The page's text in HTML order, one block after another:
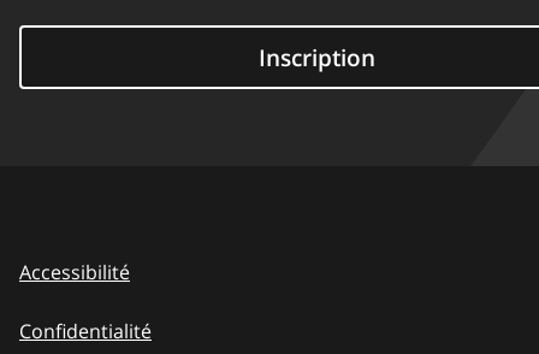
Inscription
Accessibilité
Confidentialité